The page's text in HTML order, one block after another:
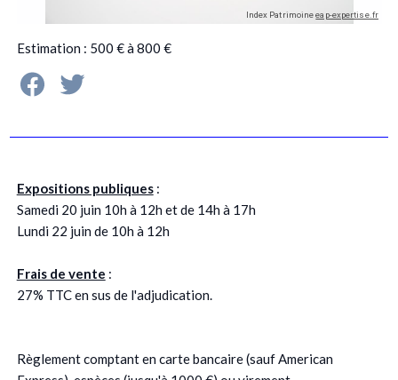
Estimation : 500 € à 800 €
Expositions publiques:
Samedi 20 juin 10h à 12h et de 14h à 17h
Lundi 22 juin de 10h à 12h
Frais de vente :
27% TTC en sus de l'adjudication.
Règlement comptant en carte bancaire (sauf American